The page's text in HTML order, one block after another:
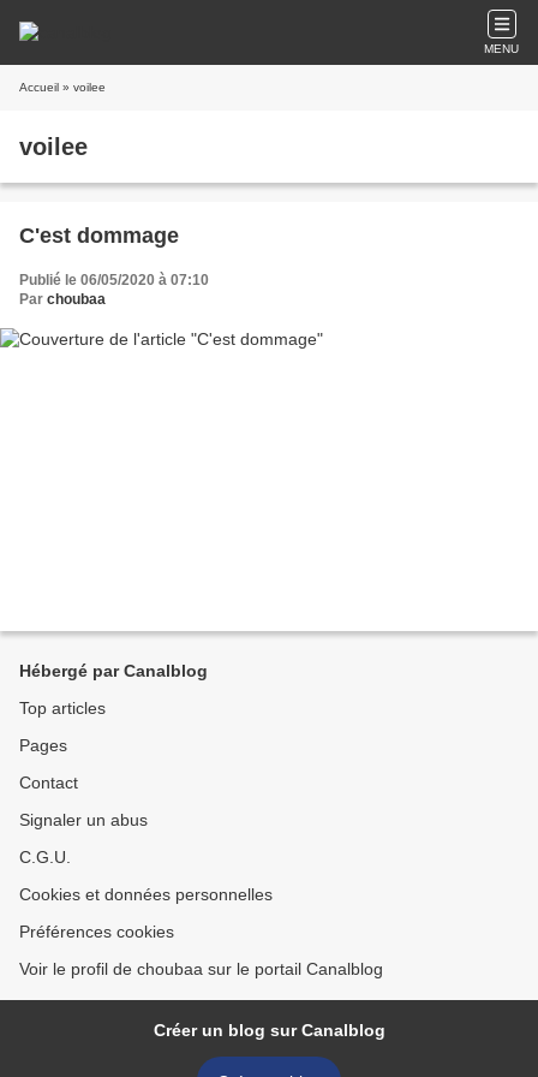
MENU
Accueil » voilee
voilee
C'est dommage
Publié le 06/05/2020 à 07:10
Par choubaa
Hébergé par Canalblog
Top articles
Pages
Contact
Signaler un abus
C.G.U.
Cookies et données personnelles
Préférences cookies
Voir le profil de choubaa sur le portail Canalblog
Créer un blog sur Canalblog